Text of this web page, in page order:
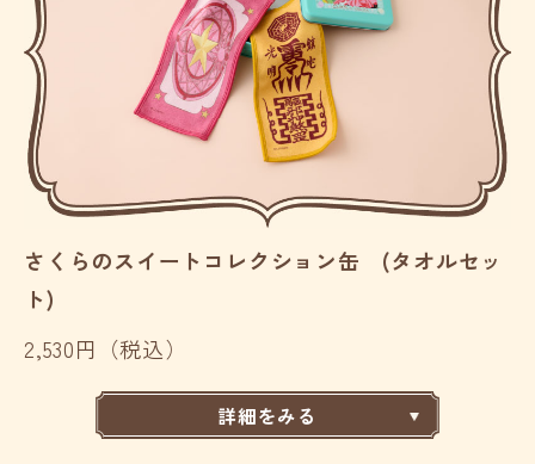
さくらのスイートコレクション缶 (タオルセッ
ト)
2,530円（税込）
詳細をみる